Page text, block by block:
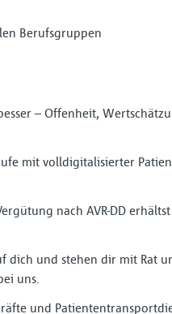
Berufsgruppen
– Offenheit,
mit volldigitalisierter
nach AVR-DD
und stehen dir mit Rat
uns.
und